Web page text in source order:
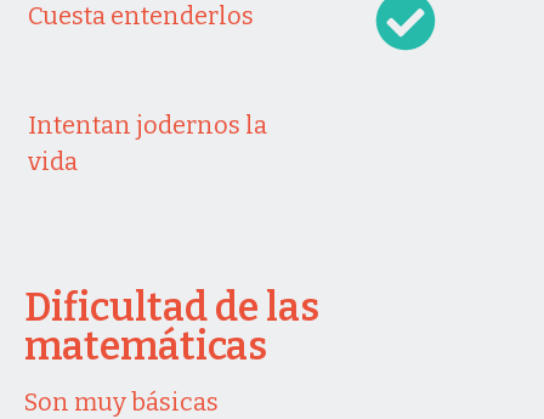
Cuesta entenderlos
Intentan jodernos la
vida
Dificultad de las
matemáticas
Son muy básicas